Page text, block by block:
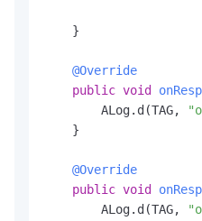
    }
@Override
public void
        ALog.d(TAG,
    }
@Override
public void
        ALog.d(TAG,